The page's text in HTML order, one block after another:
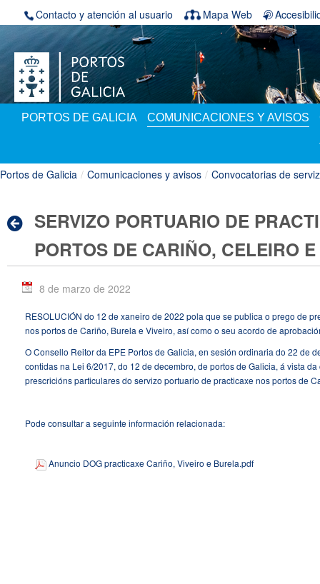
Saltar al contenido
Contacto y atención al usuario Mapa Web
PORTOS DE GALICIA COMUNICACIONES Y AVISOS
Portos de Galicia / Comunicaciones y avisos / Convocatorias de
SERVIZO PORTUARIO DE
PORTOS DE CARIÑO, CELEIRO
8 de marzo de 2022
RESOLUCIÓN do 12 de xaneiro de 2022 pola que se publica o prego de
nos portos de Cariño, Burela e Viveiro, así como o seu acordo de
O Consello Reitor da EPE Portos de Galicia, en sesión ordinaria do 22 de
contidas na Lei 6/2017, do 12 de decembro, de portos de Galicia, á vista
prescricións particulares do servizo portuario de practicaxe nos portos de
Pode consultar a seguinte información relacionada:
Anuncio DOG practicaxe Cariño, Viveiro e Burela.pdf